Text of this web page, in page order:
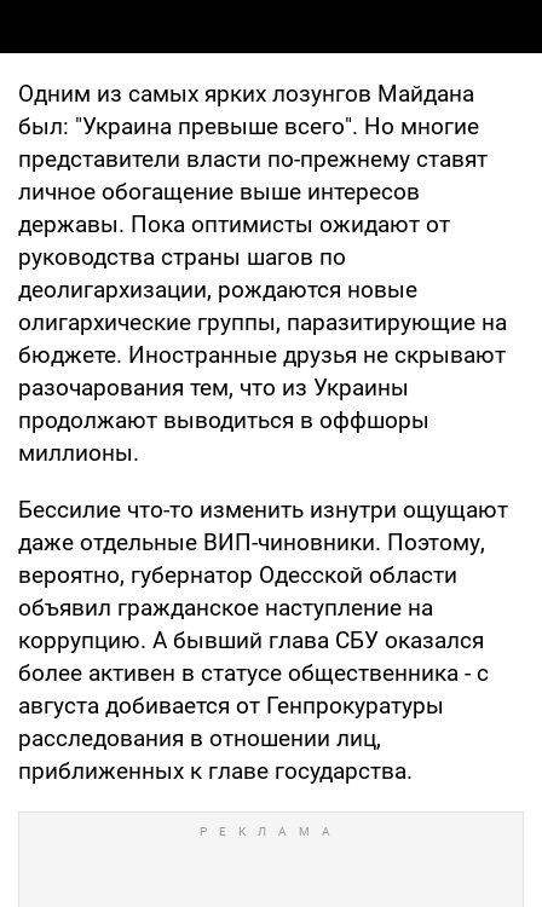
Одним из самых ярких лозунгов Майдана
был: "Украина превыше всего". Но многие
представители власти по-прежнему ставят
личное обогащение выше интересов
державы. Пока оптимисты ожидают от
руководства страны шагов по
деолигархизации, рождаются новые
олигархические группы, паразитирующие на
бюджете. Иностранные друзья не скрывают
разочарования тем, что из Украины
продолжают выводиться в оффшоры
миллионы.
Бессилие что-то изменить изнутри ощущают
даже отдельные ВИП-чиновники. Поэтому,
вероятно, губернатор Одесской области
объявил гражданское наступление на
коррупцию. А бывший глава СБУ оказался
более активен в статусе общественника - с
августа добивается от Генпрокуратуры
расследования в отношении лиц,
приближенных к главе государства.